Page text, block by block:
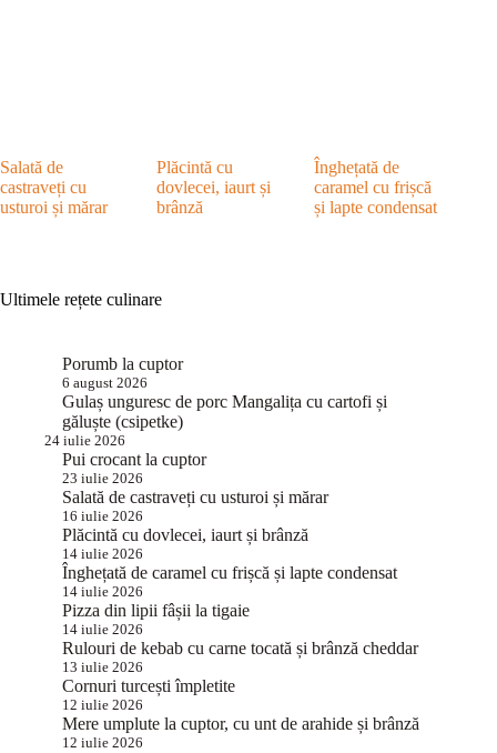
Salată de
castraveți cu
usturoi și mărar
Plăcintă cu
dovlecei, iaurt și
brânză
Înghețată de
caramel cu frișcă
și lapte condensat
Ultimele rețete culinare
Porumb la cuptor
6 august 2026
Gulaș unguresc de porc Mangalița cu cartofi și
găluște (csipetke)
24 iulie 2026
Pui crocant la cuptor
23 iulie 2026
Salată de castraveți cu usturoi și mărar
16 iulie 2026
Plăcintă cu dovlecei, iaurt și brânză
14 iulie 2026
Înghețată de caramel cu frișcă și lapte condensat
14 iulie 2026
Pizza din lipii fâșii la tigaie
14 iulie 2026
Rulouri de kebab cu carne tocată și brânză cheddar
13 iulie 2026
Cornuri turcești împletite
12 iulie 2026
Mere umplute la cuptor, cu unt de arahide și brânză
12 iulie 2026